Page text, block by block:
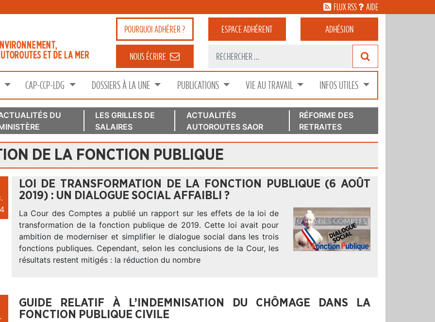
FLUX RSS AIDE
POURQUOIADHÉRER ? ESPACEADHÉRENT ADHÉSION
NOUS ÉCRIRE
CAP-CCP-LDG DOSSIERS À LA UNE PUBLICATIONS VIE AU TRAVAIL INFOS UTILES
DU
LES GRILLES DE
SALAIRES
ACTUALITÉS
AUTOROUTES SAOR
RÉFORME DES
RETRAITES
DE LA FONCTION PUBLIQUE
LOI DE TRANSFORMATION DE LA FONCTION PUBLIQUE (6 AOÛT
2019) : UN DIALOGUE SOCIAL AFFAIBLI ?
La Cour des Comptes a publié un rapport sur les effets de la loi de
transformation de la fonction publique de 2019. Cette loi avait pour
ambition de moderniser et simplifier le dialogue social dans les trois
fonctions publiques. Cependant, selon les conclusions de la Cour, les
résultats restent mitigés : la réduction du nombre
GUIDE RELATIF À L’INDEMNISATION DU CHÔMAGE DANS LA
FONCTION PUBLIQUE CIVILE